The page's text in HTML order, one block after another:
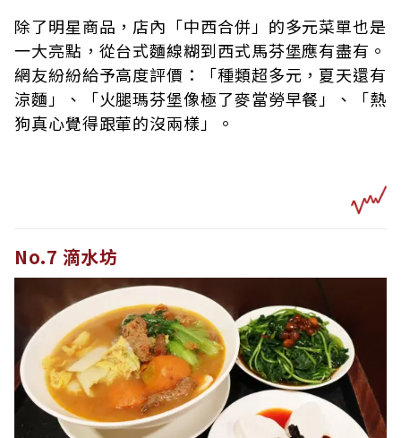
除了明星商品，店內「中西合併」的多元菜單也是
一大亮點，從台式麵線糊到西式馬芬堡應有盡有。
網友紛紛給予高度評價：「種類超多元，夏天還有
涼麵」、「火腿瑪芬堡像極了麥當勞早餐」、「熱
狗真心覺得跟葷的沒兩樣」。
No.7 滴水坊